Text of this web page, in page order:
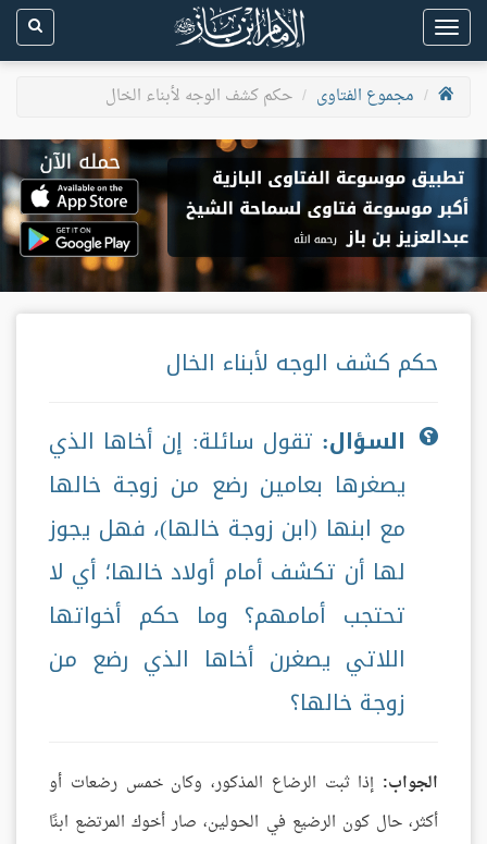
Toggle
navigation
مجموع الفتاوى
حكم كشف الوجه لأبناء الخال
حكم كشف الوجه لأبناء الخال
السؤال: تقول سائلة: إن أخاها الذي
يصغرها بعامين رضع من زوجة خالها
مع ابنها (ابن زوجة خالها)، فهل يجوز
لها أن تكشف أمام أولاد خالها؛ أي لا
تحتجب أمامهم؟ وما حكم أخواتها
اللاتي يصغرن أخاها الذي رضع من
زوجة خالها؟
الجواب: إذا ثبت الرضاع المذكور، وكان خمس رضعات أو
أكثر، حال كون الرضيع في الحولين، صار أخوك المرتضع ابنًا